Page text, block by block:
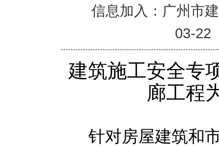
信息加入：广州市
03-22
建筑施工安全专
廊工程
针对房屋建筑和